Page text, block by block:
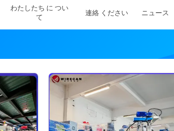
わたしたち に つい
て
連絡 ください ニュース